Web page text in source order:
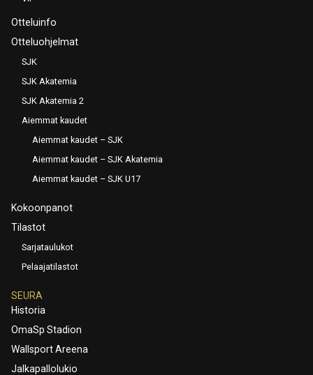
Otteluinfo
Otteluohjelmat
SJK
SJK Akatemia
SJK Akatemia 2
Aiemmat kaudet
Aiemmat kaudet – SJK
Aiemmat kaudet – SJK Akatemia
Aiemmat kaudet – SJK U17
Kokoonpanot
Tilastot
Sarjataulukot
Pelaajatilastot
SEURA
Historia
OmaSp Stadion
Wallsport Areena
Jalkapallolukio